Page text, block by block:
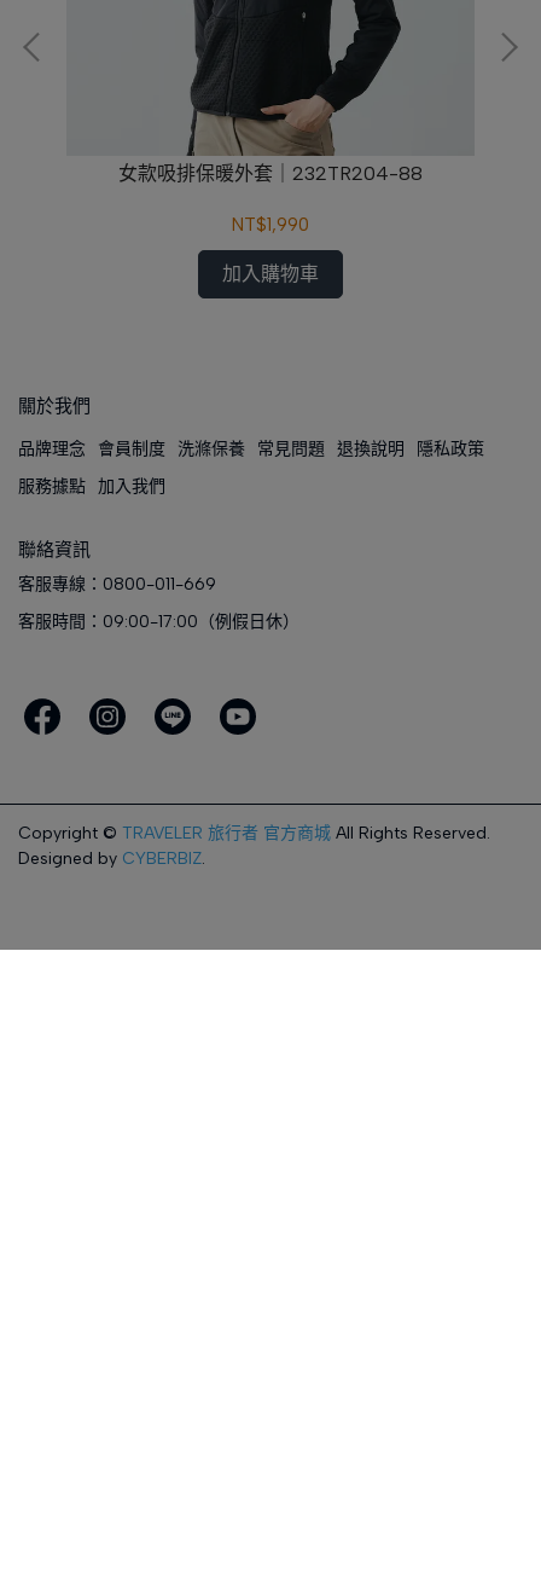
女款吸排保暖外套｜232TR204-88
NT$1,990
加入購物車
關於我們
品牌理念 會員制度 洗滌保養 常見問題 退換說明
隱私政策
服務據點 加入我們
聯絡資訊
客服專線：0800-011-669
客服時間：09:00-17:00（例假日休）
Copyright © TRAVELER 旅行者 官方商城 All Rights Reserved.
Designed by CYBERBIZ.